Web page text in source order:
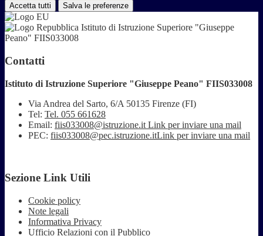
Accetta tutti Salva le preferenze
Istituto di Istruzione Superiore "Giuseppe
Peano" FIIS033008
Contatti
Istituto di Istruzione Superiore "Giuseppe Peano" FIIS033008
Via Andrea del Sarto, 6/A 50135 Firenze (FI)
Tel: Tel. 055 661628
Email: fiis033008@istruzione.it Link per inviare una mail
PEC: fiis033008@pec.istruzione.itLink per inviare una mail
Sezione Link Utili
Cookie policy
Note legali
Informativa Privacy
Ufficio Relazioni con il Pubblico